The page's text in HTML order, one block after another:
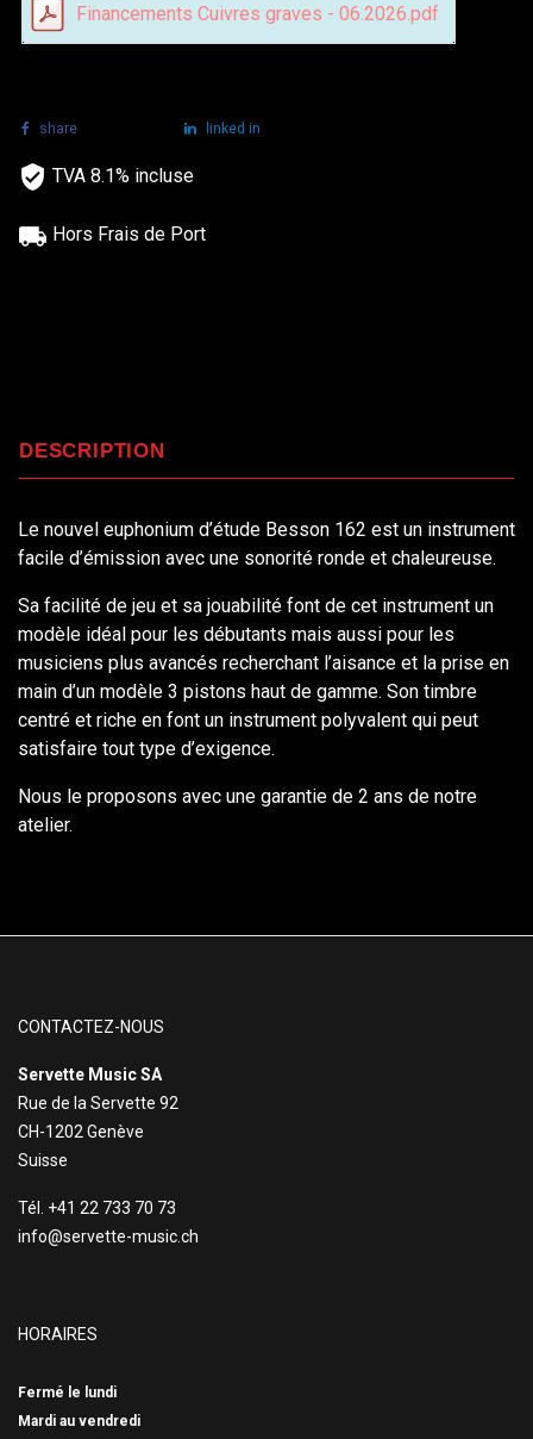
Financements Cuivres graves - 06.2026.pdf
share linked in
TVA 8.1% incluse
Hors Frais de Port
DESCRIPTION
Le nouvel euphonium d’étude Besson 162 est un instrument
facile d’émission avec une sonorité ronde et chaleureuse.
Sa facilité de jeu et sa jouabilité font de cet instrument un
modèle idéal pour les débutants mais aussi pour les
musiciens plus avancés recherchant l’aisance et la prise en
main d’un modèle 3 pistons haut de gamme. Son timbre
centré et riche en font un instrument polyvalent qui peut
satisfaire tout type d’exigence.
Nous le proposons avec une garantie de 2 ans de notre
atelier.
CONTACTEZ-NOUS
Servette Music SA
Rue de la Servette 92
CH-1202 Genève
Suisse
Tél. +41 22 733 70 73
info@servette-music.ch
HORAIRES
Fermé le lundi
Mardi au vendredi